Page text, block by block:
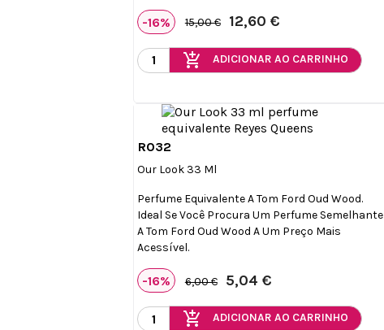
-16% 15,00 € 12,60 €
add_shopping_cart ADICIONAR AO CARRINHO
R032
Our Look 33 Ml
Perfume Equivalente A Tom Ford Oud Wood.
Ideal Se Você Procura Um Perfume Semelhante
A Tom Ford Oud Wood A Um Preço Mais
Acessível.
-16% 6,00 € 5,04 €
add_shopping_cart ADICIONAR AO CARRINHO